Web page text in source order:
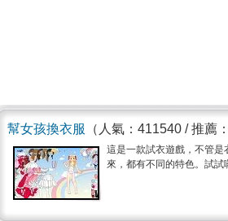
幫女孩換衣服 （人氣：411540 / 推薦
這是一款試衣遊戲，不管
來，都有不同的特色。試試